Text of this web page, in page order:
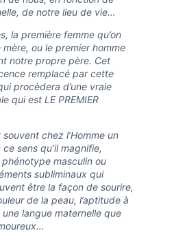
de notre lieu de vie…
la première femme qu’on
ou le premier homme
notre propre père. Cet
remplacé par cette
procèdera d’une vraie
qui est LE PREMIER
chez l’Homme un
sens qu’il magnifie,
masculin ou
subliminaux qui
être la façon de sourire,
de la peau, l’aptitude à
une langue maternelle que